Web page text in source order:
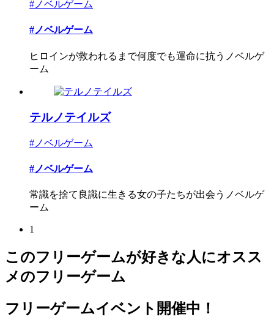
#ノベルゲーム
#ノベルゲーム
ヒロインが救われるまで何度でも運命に抗うノベルゲ
ーム
テルノテイルズ
#ノベルゲーム
#ノベルゲーム
常識を捨て良識に生きる女の子たちが出会うノベルゲ
ーム
1
このフリーゲームが好きな人にオスス
メのフリーゲーム
フリーゲームイベント開催中！